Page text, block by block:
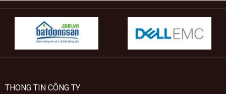
THONG TIN CÔNG TY